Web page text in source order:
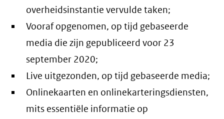
overheidsinstantie vervulde taken;
Vooraf opgenomen, op tijd gebaseerde
media die zijn gepubliceerd voor 23
september 2020;
Live uitgezonden, op tijd gebaseerde media;
Onlinekaarten en onlinekarteringsdiensten,
mits essentiële informatie op